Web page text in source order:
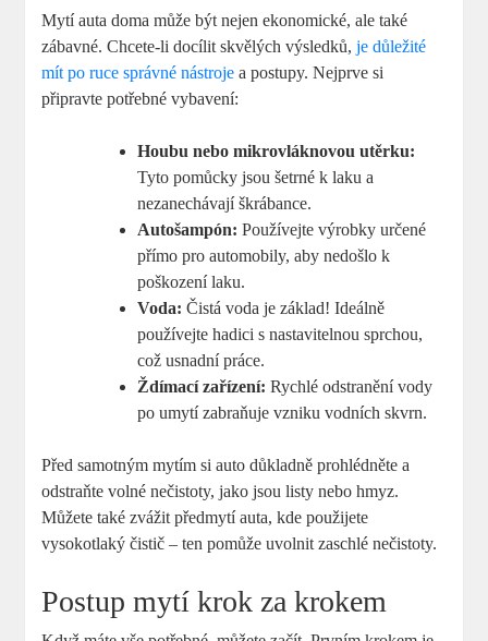
Mytí auta doma může být nejen ekonomické, ale také
zábavné. Chcete-li docílit skvělých výsledků,je důležité
mít po ruce správné nástroje a postupy. Nejprve si
připravte potřebné vybavení:
Houbu nebo mikrovláknovou utěrku:
Tyto pomůcky jsou šetrné k laku a
nezanechávají škrábance.
Autošampón: Používejte výrobky určené
přímo pro automobily, aby nedošlo k
poškození laku.
Voda: Čistá voda je základ! Ideálně
používejte hadici s nastavitelnou sprchou,
což usnadní práce.
Ždímací zařízení: Rychlé odstranění vody
po umytí zabraňuje vzniku vodních skvrn.
Před samotným mytím si auto důkladně prohlédněte a
odstraňte volné nečistoty, jako jsou listy nebo hmyz.
Můžete také zvážit předmytí auta, kde použijete
vysokotlaký čistič – ten pomůže uvolnit zaschlé nečistoty.
Postup mytí krok za krokem